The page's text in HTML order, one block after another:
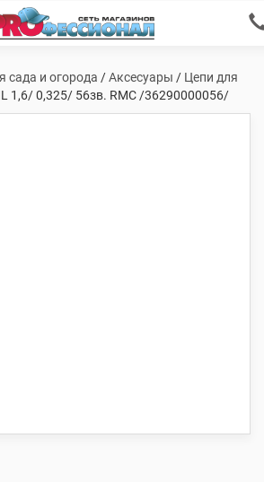
сада и огорода /Аксесуары / Цепи для
1,6/ 0,325/ 56зв. RMC /36290000056/